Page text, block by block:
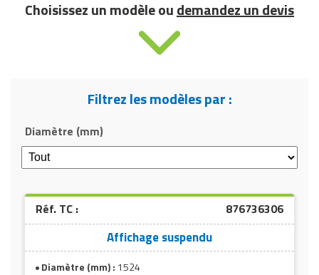
Choisissez un modèle oudemandez un devis
Filtrez les modèles par :
Diamètre (mm)
Réf. TC : 876736306
Affichage suspendu
Diamètre (mm) : 1524